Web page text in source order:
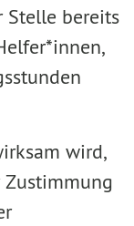
Stelle bereits
wird,